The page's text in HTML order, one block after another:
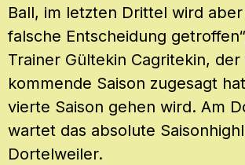
Ball, im letzten Drittel wird
falsche Entscheidung
Trainer Gültekin Cagritekin,
kommende Saison zugesagt
vierte Saison gehen wird. Am
wartet das absolute
Dortelweiler.